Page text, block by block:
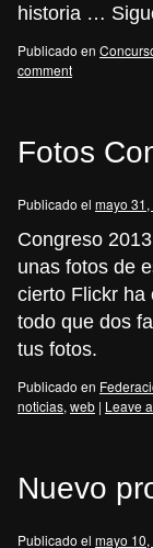
historia …
Publicado en
comment
Fotos
Publicado el mayo 31,
Congreso
unas fotos de
cierto Flickr ha
todo que dos
tus fotos.
Publicado en
noticias, web | Leave
Nuevo
Publicado el mayo 10,